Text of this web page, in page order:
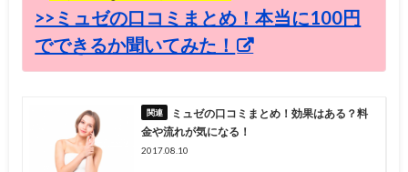
>>ミュゼの口コミまとめ！本当に100円
でできるか聞いてみた！
ミュゼの口コミまとめ！効果はある？料
金や流れが気になる！
2017.08.10